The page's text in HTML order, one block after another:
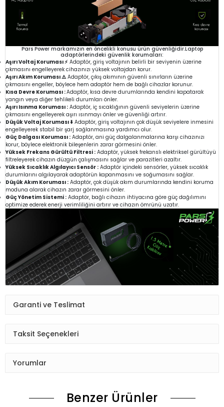
Pars Power markamızın en öncelikli konusu ürün güvenliğidir.Laptop
adaptörlerindeki güvenlik korumaları:
Aşırı Voltaj Koruması ⚡ Adaptör, giriş voltajının belirli bir seviyenin üzerine
çıkmasını engelleyerek cihazınızı yüksek voltajdan korur.
Aşırı Akım Koruması ⚠️Adaptör, çıkış akımının güvenli sınırların üzerine
çıkmasını engeller, böylece hem adaptör hem de bağlı cihazlar korunur.
Kısa Devre Koruması :Adaptör, kısa devre durumlarında kendini kapatarak
yangın veya diğer tehlikeli durumları önler.
Aşırı Isınma Koruması : Adaptör, iç sıcaklığının güvenli seviyelerin üzerine
çıkmasını engelleyerek aşırı ısınmayı önler ve güvenliği artırır.
Düşük Voltaj Koruması ⬇️ Adaptör, giriş voltajının çok düşük seviyelere inmesini
engelleyerek stabil bir şarj sağlanmasına yardımcı olur.
Güç Dalgası Koruması : Adaptör, ani güç dalgalanmalarına karşı cihazınızı
korur, böylece elektronik bileşenlerin zarar görmesini önler.
Yüksek Frekans Gürültü Filtresi : Adaptör, yüksek frekanslı elektriksel gürültüyü
filtreleyerek cihazın düzgün çalışmasını sağlar ve parazitleri azaltır.
Yüksek Sıcaklık Algılayıcı Sensör : Adaptör içindeki sensörler, yüksek sıcaklık
durumlarını algılayarak adaptörün kapanmasını ve soğumasını sağlar.
Düşük Akım Koruması : Adaptör, çok düşük akım durumlarında kendini koruma
moduna alarak cihazın zarar görmesini önler.
Güç Yönetim Sistemi : Adaptör, bağlı cihazın ihtiyacına göre güç dağılımını
optimize ederek enerji verimliliğini artırır ve cihazın ömrünü uzatır.
Garanti ve Teslimat
Taksit Seçenekleri
Yorumlar
Benzer Ürünler